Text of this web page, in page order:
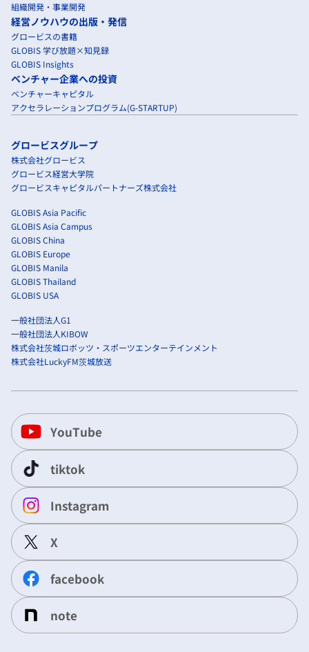
組織開発・事業開発
経営ノウハウの出版・発信
グロービスの書籍
GLOBIS 学び放題×知見録
GLOBIS Insights
ベンチャー企業への投資
ベンチャーキャピタル
アクセラレーションプログラム(G-STARTUP)
グロービスグループ
株式会社グロービス
グロービス経営大学院
グロービスキャピタルパートナーズ株式会社
GLOBIS Asia Pacific
GLOBIS Asia Campus
GLOBIS China
GLOBIS Europe
GLOBIS Manila
GLOBIS Thailand
GLOBIS USA
一般社団法人G1
一般社団法人KIBOW
株式会社茨城ロボッツ・スポーツエンターテインメント
株式会社LuckyFM茨城放送
YouTube
tiktok
Instagram
X
facebook
note